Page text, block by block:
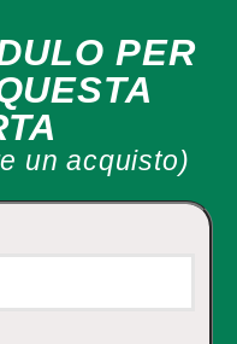
PER
un acquisto)